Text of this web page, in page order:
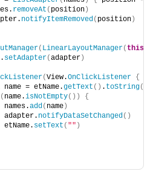
removeAt ( position )
notifyItemRemoved( position )
( LinearLayoutManager( this
setAdapter(adapter )
(View.OnClickListener {
name = etName.getText () . toString()
( name.isNotEmpty())
{
names.
add( name )
adapter.
notifyDataSetChanged()
etName.
setText ( "" )